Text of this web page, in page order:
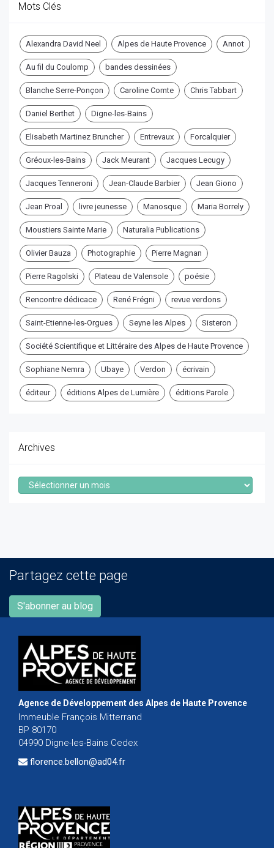
Mots Clés
Alexandra David Neel Alpes de Haute Provence Annot
Au fil du Coulomp bandes dessinées
Blanche Serre-Ponçon Caroline Comte Chris Tabbart
Daniel Berthet Digne-les-Bains
Elisabeth Martinez Bruncher Entrevaux Forcalquier
Gréoux-les-Bains Jack Meurant Jacques Lecugy
Jacques Tenneroni Jean-Claude Barbier Jean Giono
Jean Proal livre jeunesse Manosque Maria Borrely
Moustiers Sainte Marie Naturalia Publications
Olivier Bauza Photographie Pierre Magnan
Pierre Ragolski Plateau de Valensole poésie
Rencontre dédicace René Frégni revue verdons
Saint-Etienne-les-Orgues Seyne les Alpes Sisteron
Société Scientifique et Littéraire des Alpes de Haute Provence
Sophiane Nemra Ubaye Verdon écrivain
éditeur éditions Alpes de Lumière éditions Parole
Archives
Archives
Partagez cette page
S'abonner au blog
Agence de Développement des Alpes de Haute Provence
Immeuble François Mitterrand
BP 80170
04990 Digne-les-Bains Cedex
florence.bellon@ad04.fr